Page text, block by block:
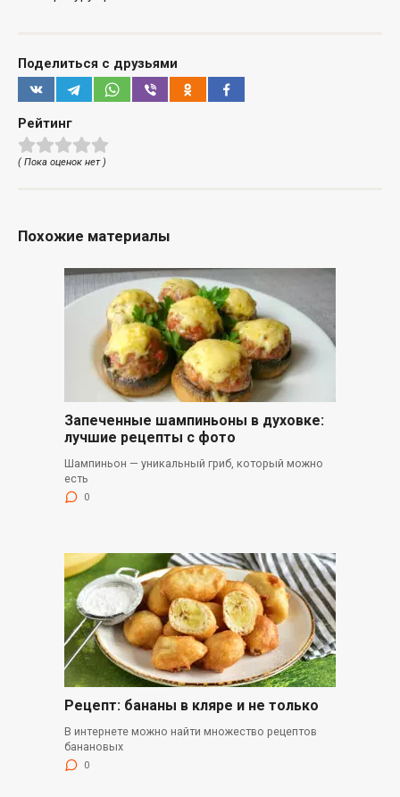
Поделиться с друзьями
Рейтинг
( Пока оценок нет )
Похожие материалы
Запеченные шампиньоны в духовке:
лучшие рецепты с фото
Шампиньон — уникальный гриб, который можно
есть
0
Рецепт: бананы в кляре и не только
В интернете можно найти множество рецептов
банановых
0